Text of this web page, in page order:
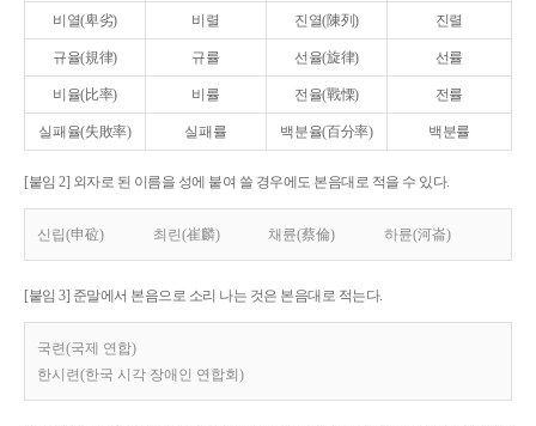
비열(卑劣) 비렬 진열(陳列) 진렬
규율(規律) 규률 선율(旋律) 선률
비율(比率) 비률 전율(戰慄) 전률
실패율(失敗率) 실패률 백분율(百分率) 백분률
[붙임 2] 외자로 된 이름을 성에 붙여 쓸 경우에도 본음대로 적을 수 있다.
신립(申砬) 최린(崔麟) 채륜(蔡倫) 하륜(河崙)
[붙임 3] 준말에서 본음으로 소리 나는 것은 본음대로 적는다.
국련(국제 연합)
한시련(한국 시각 장애인 연합회)